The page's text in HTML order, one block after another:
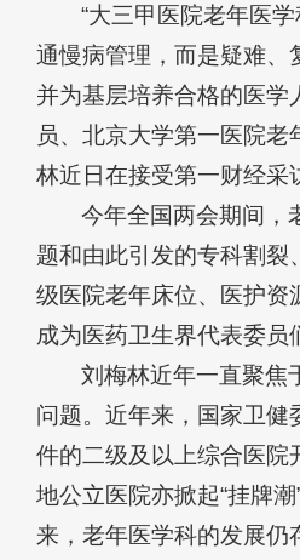
“大三甲医院老年医
通慢病管理，而是疑难、
并为基层培养合格的医学
员、北京大学第一医院老
林近日在接受第一财经采
今年全国两会期间，
题和由此引发的专科割裂
级医院老年床位、医护资
成为医药卫生界代表委员
刘梅林近年一直聚焦
问题。近年来，国家卫健
件的二级及以上综合医院
地公立医院亦掀起“挂牌
来，老年医学科的发展仍